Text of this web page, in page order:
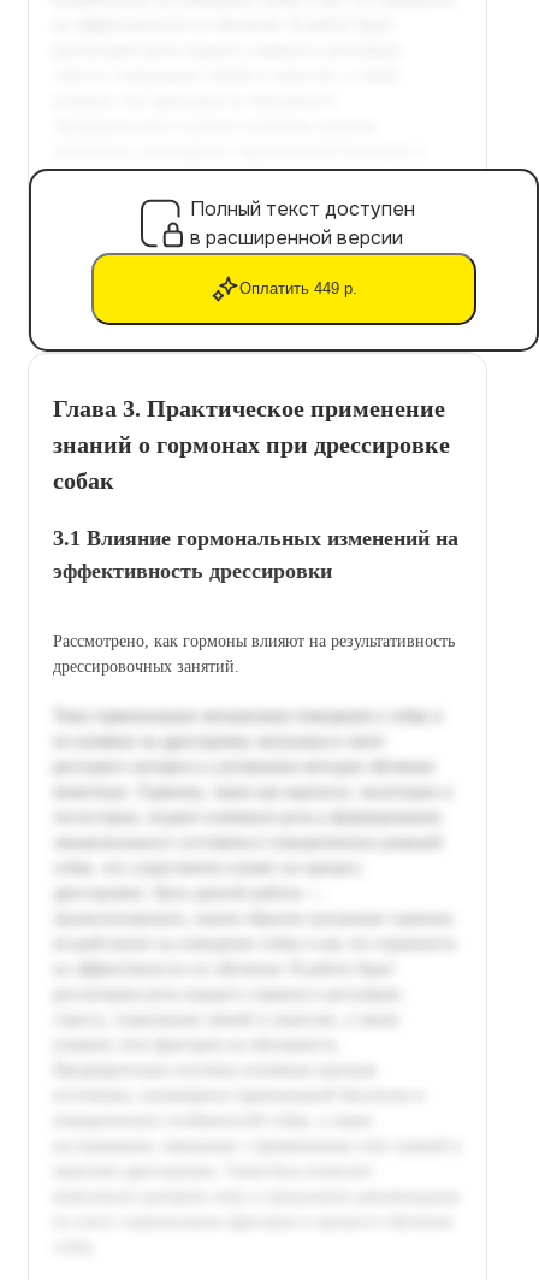
Полный текст доступен
в расширенной версии
Оплатить 449 р.
Глава 3. Практическое применение
знаний о гормонах при дрессировке
собак
3.1 Влияние гормональных изменений на
эффективность дрессировки
Рассмотрено, как гормоны влияют на результативность
дрессировочных занятий.